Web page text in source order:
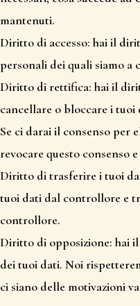
mantenuti.
Diritto di accesso: hai il
personali dei quali siamo a
Diritto di rettifica: hai il
cancellare o bloccare i
Se ci darai il consenso
revocare questo consenso
Diritto di trasferire i tuoi
tuoi dati dal controllore e
controllore.
Diritto di opposizione: hai
dei tuoi dati. Noi
ci siano delle motivazioni